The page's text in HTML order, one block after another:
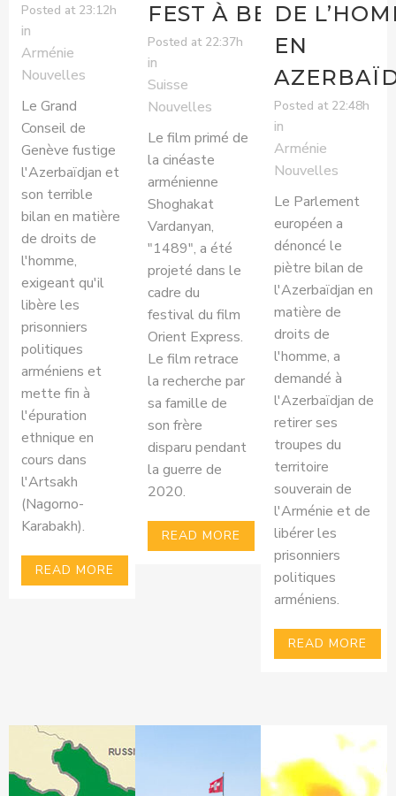
Posted at 23:12h
in
Arménie
Nouvelles
Le Grand
Conseil de
Genève fustige
l'Azerbaïdjan et
son terrible
bilan en matière
de droits de
l'homme,
exigeant qu'il
libère les
prisonniers
politiques
arméniens et
mette fin à
l'épuration
ethnique en
cours dans
l'Artsakh
(Nagorno-
Karabakh).
READ MORE
FEST À BERNE
Posted at 22:37h
in
Suisse
Nouvelles
Le film primé de
la cinéaste
arménienne
Shoghakat
Vardanyan,
"1489", a été
projeté dans le
cadre du
festival du film
Orient Express.
Le film retrace
la recherche par
sa famille de
son frère
disparu pendant
la guerre de
2020.
READ MORE
DE
EN
Posted at 22:48h
in
Arménie
Nouvelles
Le Parlement
européen a
dénoncé le
piètre bilan de
l'Azerbaïdjan en
matière de
droits de
l'homme, a
demandé à
l'Azerbaïdjan de
retirer ses
troupes du
territoire
souverain de
l'Arménie et de
libérer les
prisonniers
politiques
arméniens.
READ MORE